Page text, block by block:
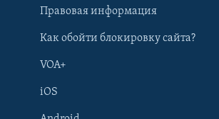
Правовая информация
Как обойти блокировку сайта?
VOA+
iOS